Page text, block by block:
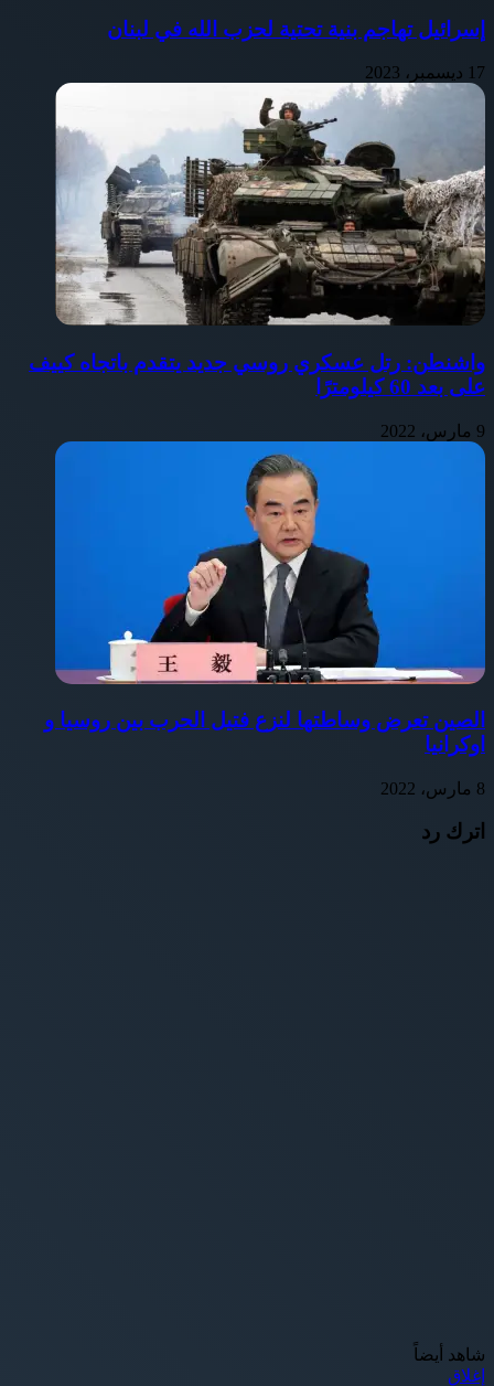
إسرائيل تهاجم بنية تحتية لحزب الله في لبنان
17 ديسمبر، 2023
واشنطن: رتل عسكري روسي جديد يتقدم باتجاه كييف
على بعد 60 كيلومترًا
9 مارس، 2022
الصين تعرض وساطتها لنزع فتيل الحرب بين روسيا و
اوكرانيا
8 مارس، 2022
اترك رد
شاهد أيضاً
إغلاق